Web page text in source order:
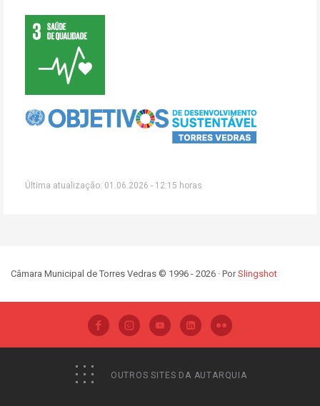
Última atualização: 01.06.2026 - 12:15 horas
Câmara Municipal de Torres Vedras © 1996 - 2026 · PorSlingshot
OUTROS SITES DA AUTARQUIA